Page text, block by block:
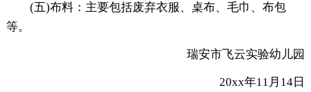
(五)布料：主要包括废弃衣服、桌布、毛巾、布包
等。
瑞安市飞云实验幼儿园
20xx年11月14日